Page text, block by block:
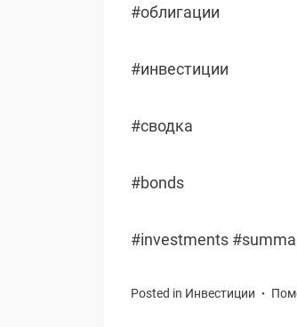
#облигации
#инвестиции
#сводка
#bonds
#investments
Posted in Инвестиции